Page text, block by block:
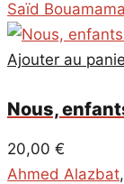
Saïd Bouamama
Ajouter au
Nous,
20,00 €
Ahmed Alazbat,